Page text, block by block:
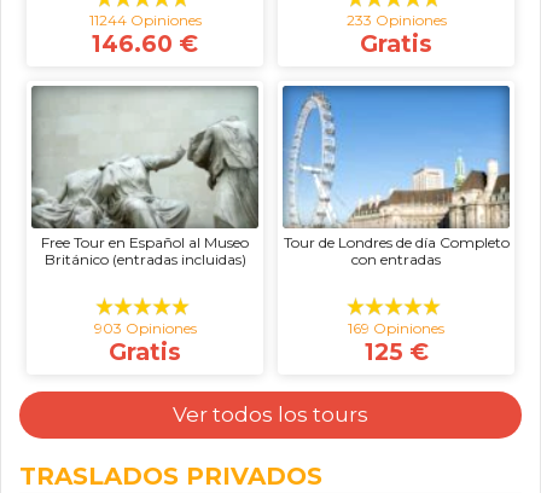
11244 Opiniones
146.60 €
233 Opiniones
Gratis
Free Tour en Español al Museo
Británico (entradas incluidas)
903 Opiniones
Gratis
Tour de Londres de día Completo
con entradas
169 Opiniones
125 €
Ver todos los tours
TRASLADOS PRIVADOS